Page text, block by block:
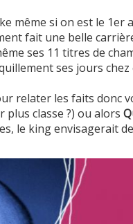
même si on est le 1er
fait une belle
ses 11 titres de
ses jours
relater les faits donc
classe ?) ou alors
le king envisagerait